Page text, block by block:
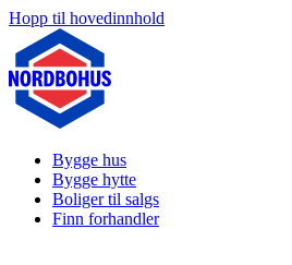
Hopp til hovedinnhold
Bygge hus
Bygge hytte
Boliger til salgs
Finn forhandler